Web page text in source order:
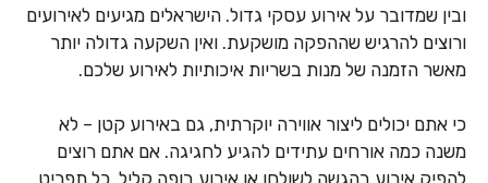
ובין שמדובר על אירוע עסקי גדול. הישראלים מגיעים לאירועים
ורוצים להרגיש שההפקה מושקעת. ואין השקעה גדולה יותר
מאשר הזמנה של מנות בשריות איכותיות לאירוע שלכם.
כי אתם יכולים ליצור אווירה יוקרתית, גם באירוע קטן – לא
משנה כמה אורחים עתידים להגיע לחגיגה. אם אתם רוצים